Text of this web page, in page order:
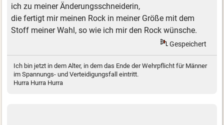
ich zu meiner Änderungsschneiderin,
die fertigt mir meinen Rock in meiner Größe mit dem
Stoff meiner Wahl, so wie ich mir den Rock wünsche.
Gespeichert
Ich bin jetzt in dem Alter, in dem das Ende der Wehrpflicht für Männer
im Spannungs- und Verteidigungsfall eintritt.
Hurra Hurra Hurra